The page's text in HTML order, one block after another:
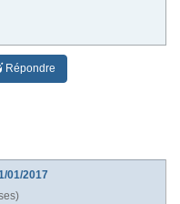
Répondre
01/2017